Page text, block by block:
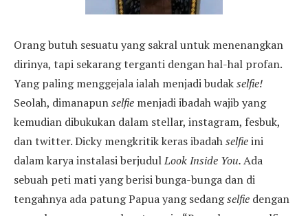
Orang butuh sesuatu yang sakral untuk menenangkan
dirinya, tapi sekarang terganti dengan hal-hal profan.
Yang paling menggejala ialah menjadi budakselfie!
Seolah, dimanapunselfie menjadi ibadah wajib yang
kemudian dibukukan dalam stellar, instagram, fesbuk,
dan twitter. Dicky mengkritik keras ibadahselfieini
dalam karya instalasi berjudulLook Inside You.Ada
sebuah peti mati yang berisi bunga-bunga dan di
tengahnya ada patung Papua yang sedangselfie dengan